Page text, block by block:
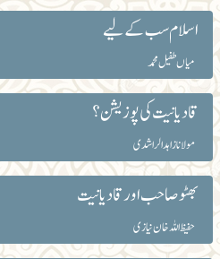
اسلام سب کے لیے
میاں طفیل محمد
قادیانیت کی پوزیشن؟
مولانا زاہد الراشدی
بھٹوصاحب اور قادیانیت
حفیظ اللہ خان نیازی